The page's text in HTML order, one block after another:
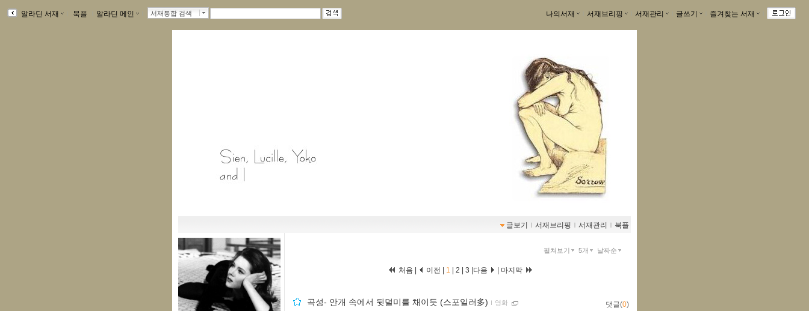
알라딘 서재 북플 알라딘 메인 서재통합 검색 나의서재 서재브리핑 서재관리 글쓰기 즐겨찾는 서재
글보기 ｌ 서재브리핑 ｌ 서재관리 ｌ 북플
펼쳐보기 5개 날짜순
처음 | 이전 | 1 2 3 다음 마지막
곡성- 안개 속에서 뒷덜미를 채이듯 (스포일러多) ｌ 영화 댓글(0)